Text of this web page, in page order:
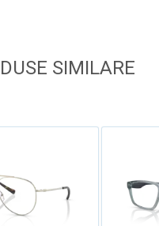
SIMILARE